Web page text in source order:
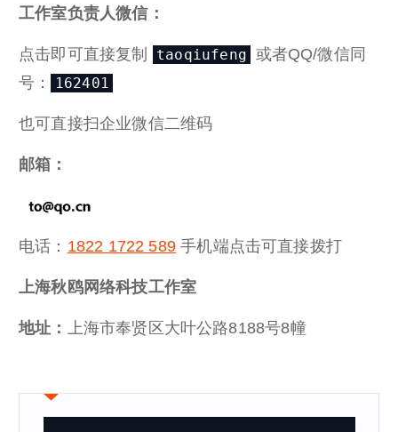
工作室负责人微信：
点击即可直接复制 taoqiufeng 或者QQ/微信同
号：
162401
也可直接扫企业微信二维码
邮箱：
电话： 1822 1722 589 手机端点击可直接拨打
上海秋鸥网络科技工作室
地址： 上海市奉贤区大叶公路8188号8幢